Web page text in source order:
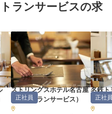
ランサービスの求
ストリングスホテル名古屋
（レストランサービス ）
正社員
名鉄ト
ランサ
正社員